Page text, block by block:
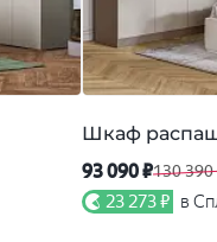
Шкаф
93 090 ₽130 390
23 273 ₽ в